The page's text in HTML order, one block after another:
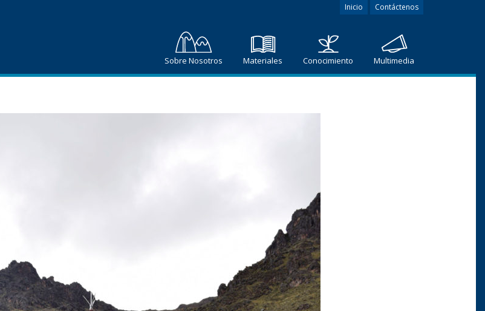
Inicio Contáctenos
Sobre Nosotros Materiales Conocimiento Multimedia